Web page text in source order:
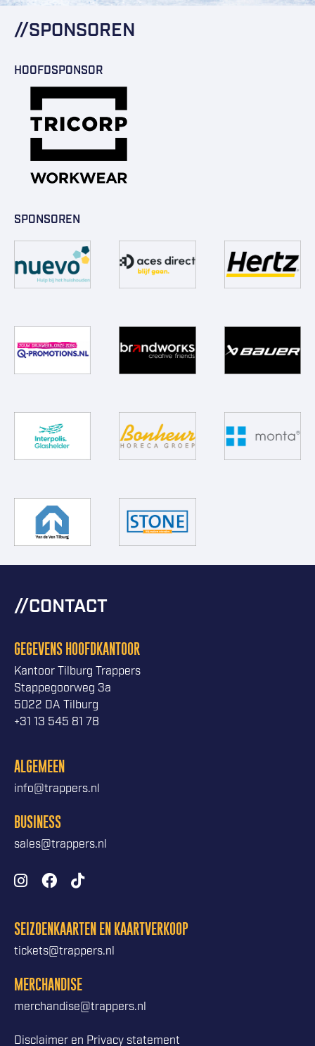
SPONSOREN
HOOFDSPONSOR
SPONSOREN
CONTACT
GEGEVENS HOOFDKANTOOR
Kantoor Tilburg Trappers
Stappegoorweg 3a
5022 DA Tilburg
+31 13 545 81 78
ALGEMEEN
info@trappers.nl
BUSINESS
sales@trappers.nl
SEIZOENKAARTEN EN KAARTVERKOOP
tickets@trappers.nl
MERCHANDISE
merchandise@trappers.nl
Disclaimer en Privacy statement